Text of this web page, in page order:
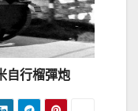
自行榴彈炮